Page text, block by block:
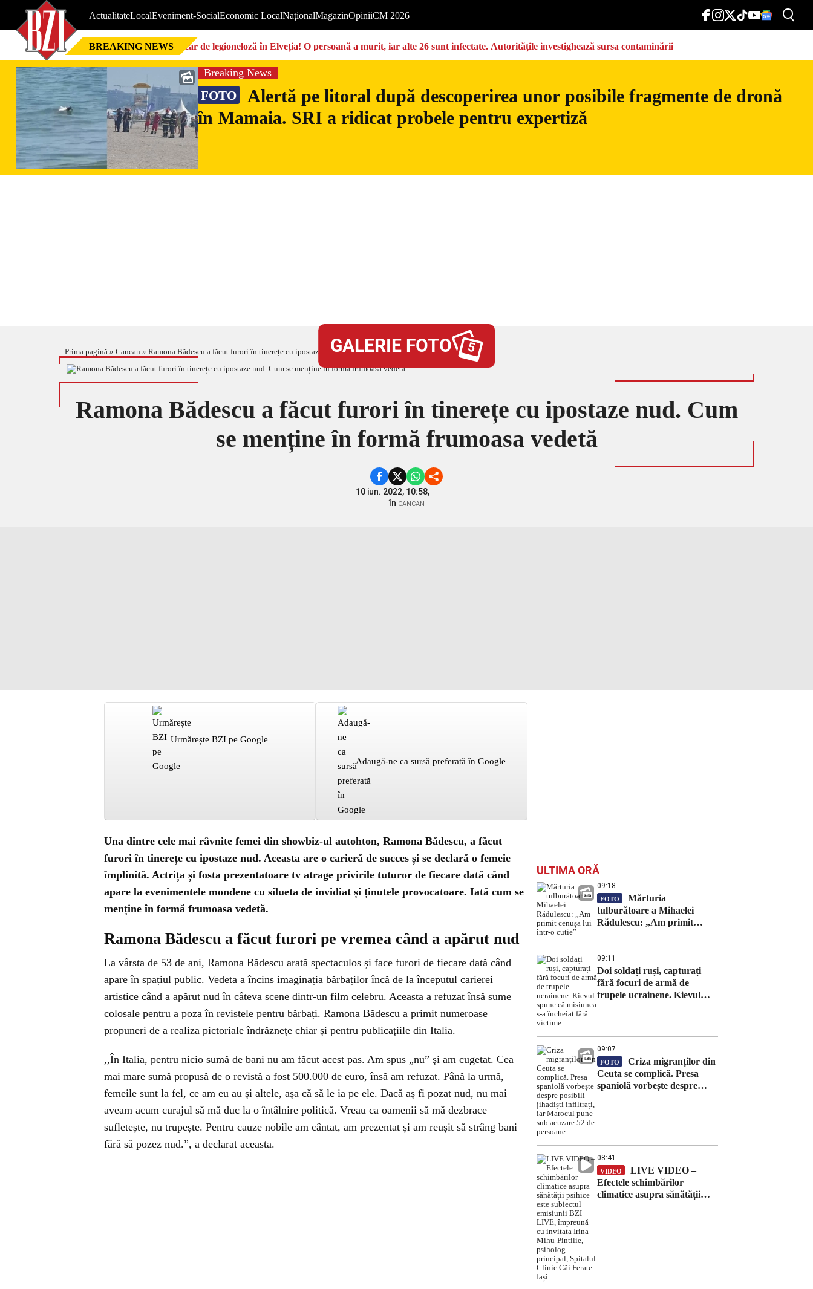
ActualitateLocalEveniment-SocialEconomic LocalNaționalMagazinOpiniiCM 2026
BREAKING NEWS Focar de legioneloză în Elveția! O persoană a murit, iar alte 26 sunt infectate. Autoritățile investighează sursa contaminării
Breaking News
FOTO
Alertă pe litoral după descoperirea unor posibile fragmente de dronă
în Mamaia. SRI a ridicat probele pentru expertiză
Prima pagină » Cancan » Ramona Bădescu a făcut furori în tinerețe cu ipostaze nud. Cum se menține în formă frumoasa vedetă
GALERIE FOTO 5
Ramona Bădescu a făcut furori în tinerețe cu ipostaze nud. Cum
se menține în formă frumoasa vedetă
10 iun. 2022, 10:58,
în CANCAN
Urmărește BZI pe Google
Adaugă-ne ca sursă preferată în Google
Una dintre cele mai râvnite femei din showbiz-ul autohton, Ramona Bădescu, a făcut
furori în tinerețe cu ipostaze nud. Aceasta are o carieră de succes și se declară o femeie
împlinită. Actrița și fosta prezentatoare tv atrage privirile tuturor de fiecare dată când
apare la evenimentele mondene cu silueta de invidiat și ținutele provocatoare. Iată cum se
menține în formă frumoasa vedetă.
Ramona Bădescu a făcut furori pe vremea când a apărut nud
La vârsta de 53 de ani, Ramona Bădescu arată spectaculos și face furori de fiecare dată când
apare în spațiul public. Vedeta a încins imaginația bărbaților încă de la începutul carierei
artistice când a apărut nud în câteva scene dintr-un film celebru. Aceasta a refuzat însă sume
colosale pentru a poza în revistele pentru bărbați. Ramona Bădescu a primit numeroase
propuneri de a realiza pictoriale îndrăznețe chiar și pentru publicațiile din Italia.
,,În Italia, pentru nicio sumă de bani nu am făcut acest pas. Am spus „nu” și am cugetat. Cea
mai mare sumă propusă de o revistă a fost 500.000 de euro, însă am refuzat. Până la urmă,
femeile sunt la fel, ce am eu au și altele, așa că să le ia pe ele. Dacă aș fi pozat nud, nu mai
aveam acum curajul să mă duc la o întâlnire politică. Vreau ca oamenii să mă dezbrace
sufletește, nu trupește. Pentru cauze nobile am cântat, am prezentat și am reușit să strâng bani
fără să pozez nud.”, a declarat aceasta.
ULTIMA ORĂ
09:18
FOTO
Mărturia
tulburătoare a Mihaelei
Rădulescu: „Am primit
09:11
Doi soldați ruși, capturați
fără focuri de armă de
trupele ucrainene. Kievul
09:07
FOTO
Criza migranților din
Ceuta se complică. Presa
spaniolă vorbește despre
08:41
VIDEO
LIVE VIDEO –
Efectele schimbărilor
climatice asupra sănătății